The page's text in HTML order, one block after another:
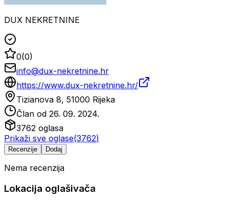
DUX NEKRETNINE
0(0)
info@dux-nekretnine.hr
https://www.dux-nekretnine.hr/
Tizianova 8, 51000 Rijeka
Član od 26. 09. 2024.
3762 oglasa
Prikaži sve oglase(3762)
Recenzije Dodaj
Nema recenzija
Lokacija oglašivača